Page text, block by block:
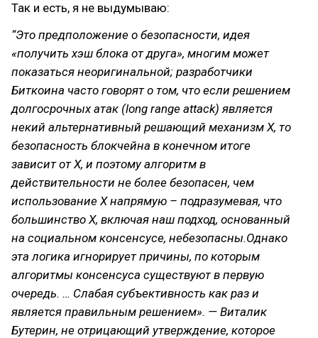
Так и есть, я не выдумываю:
“Это предположение о безопасности, идея
«получить хэш блока от друга», многим может
показаться неоригинальной; разработчики
Биткоина часто говорят о том, что если решением
долгосрочных атак (long range attack) является
некий альтернативный решающий механизм X, то
безопасность блокчейна в конечном итоге
зависит от X, и поэтому алгоритм в
действительности не более безопасен, чем
использование X напрямую – подразумевая, что
большинство X, включая наш подход, основанный
на социальном консенсусе, небезопасны.Однако
эта логика игнорирует причины, по которым
алгоритмы консенсуса существуют в первую
очередь. … Слабая субъективность как раз и
является правильным решением». — Виталик
Бутерин, не отрицающий утверждение, которое